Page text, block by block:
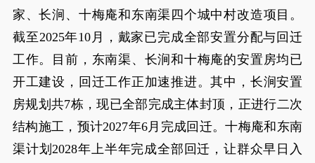
家、长涧、十梅庵和东南渠四个城中村改造项目。
截至2025年10月，戴家已完成全部安置分配与回迁
工作。目前，东南渠、长涧和十梅庵的安置房均已
开工建设，回迁工作正加速推进。其中，长涧安置
房规划共7栋，现已全部完成主体封顶，正进行二次
结构施工，预计2027年6月完成回迁。十梅庵和东南
渠计划2028年上半年完成全部回迁，让群众早日入